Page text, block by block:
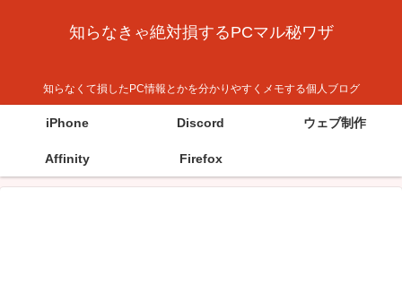
知らなきゃ絶対損するPCマル秘ワザ
知らなくて損したPC情報とかを分かりやすくメモする個人ブログ
iPhone Discord ウェブ制作
Affinity Firefox